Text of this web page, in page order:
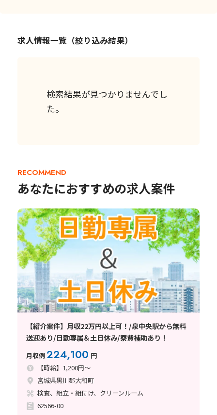
求人情報一覧（絞り込み結果）
検索結果が見つかりませんでし
た。
RECOMMEND
あなたにおすすめの求人案件
【紹介案件】月収22万円以上可！/泉中央駅から無料
送迎あり/日勤専属＆土日休み/寮費補助あり！
月収例224,100 円
【時給】1,200円～
宮城県黒川郡大和町
検査、組立・組付け、クリーンルーム
62566-00